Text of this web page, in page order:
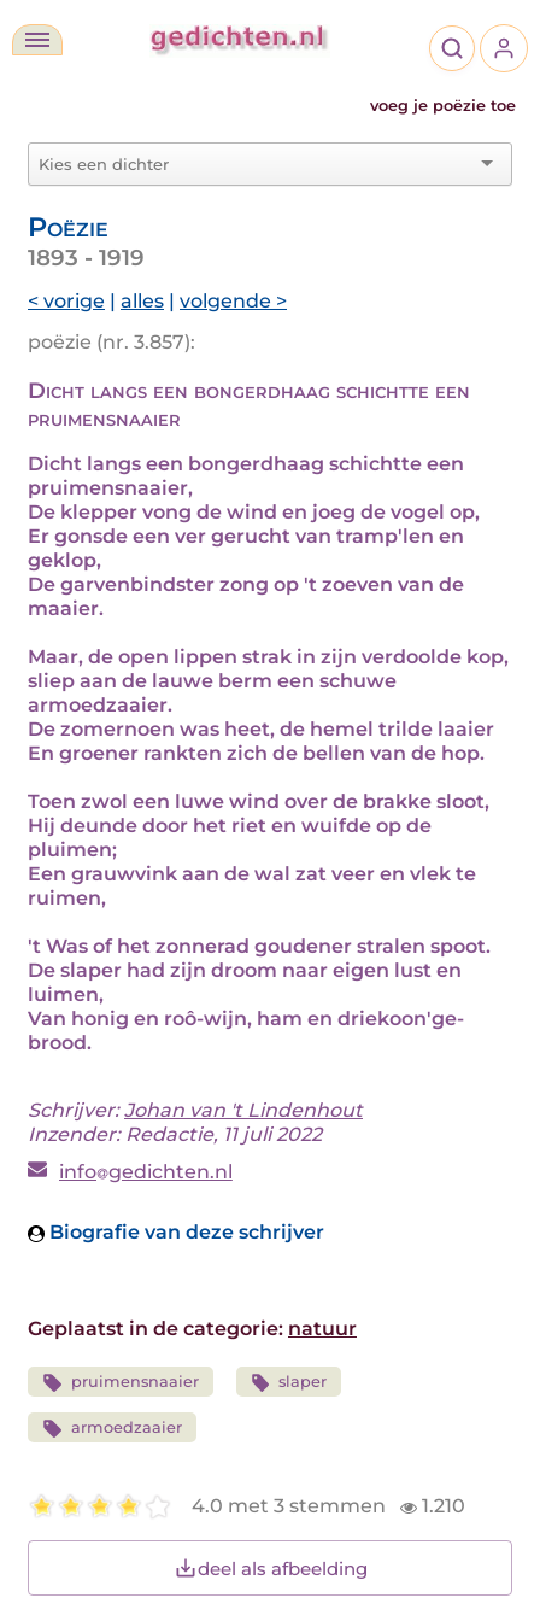
voeg je poëzie toe
Poëzie
1893 - 1919
< vorige | alles | volgende >
poëzie (nr. 3.857):
Dicht langs een bongerdhaag schichtte een
pruimensnaaier
Dicht langs een bongerdhaag schichtte een
pruimensnaaier,
De klepper vong de wind en joeg de vogel op,
Er gonsde een ver gerucht van tramp'len en
geklop,
De garvenbindster zong op 't zoeven van de
maaier.
Maar, de open lippen strak in zijn verdoolde kop,
sliep aan de lauwe berm een schuwe
armoedzaaier.
De zomernoen was heet, de hemel trilde laaier
En groener rankten zich de bellen van de hop.
Toen zwol een luwe wind over de brakke sloot,
Hij deunde door het riet en wuifde op de
pluimen;
Een grauwvink aan de wal zat veer en vlek te
ruimen,
't Was of het zonnerad goudener stralen spoot.
De slaper had zijn droom naar eigen lust en
luimen,
Van honig en roô-wijn, ham en driekoon'ge-
brood.
Schrijver:Johan van 't Lindenhout
Inzender: Redactie, 11 juli 2022
info gedichten.nl
Biografie van deze schrijver
Geplaatst in de categorie: natuur
pruimensnaaier slaper
armoedzaaier
4.0 met 3 stemmen 1.210
deel als afbeelding